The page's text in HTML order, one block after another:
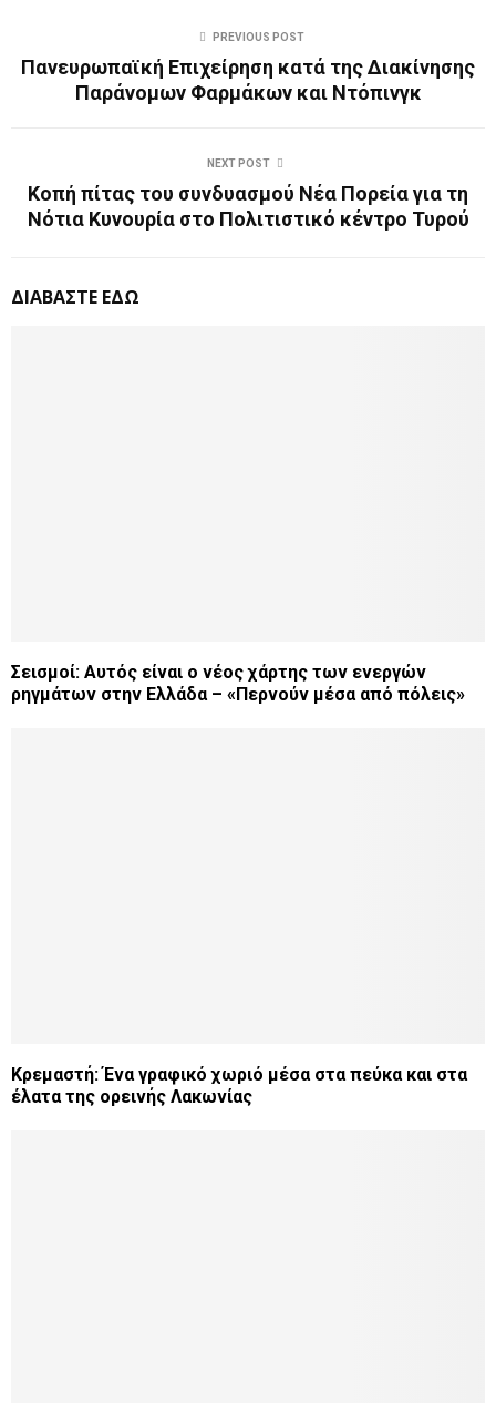
PREVIOUS POST
Πανευρωπαϊκή Επιχείρηση κατά της Διακίνησης
Παράνομων Φαρμάκων και Ντόπινγκ
NEXT POST
Κοπή πίτας του συνδυασμού Νέα Πορεία για τη
Νότια Κυνουρία στο Πολιτιστικό κέντρο Τυρού
ΔΙΑΒΑΣΤΕ ΕΔΩ
Σεισμοί: Αυτός είναι ο νέος χάρτης των ενεργών
ρηγμάτων στην Ελλάδα – «Περνούν μέσα από πόλεις»
Κρεμαστή: Ένα γραφικό χωριό μέσα στα πεύκα και στα
έλατα της ορεινής Λακωνίας